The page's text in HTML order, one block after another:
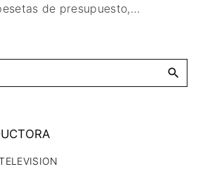
de presupuesto,…